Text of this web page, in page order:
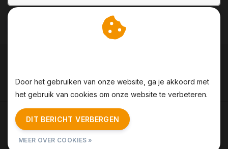
Algemene voorwaarden | Disclaimer
Sitemap
| RSS Feed
Door het gebruiken van onze website, ga je akkoord met
het gebruik van cookies om onze website te verbeteren.
DIT BERICHT VERBERGEN
MEER OVER COOKIES »